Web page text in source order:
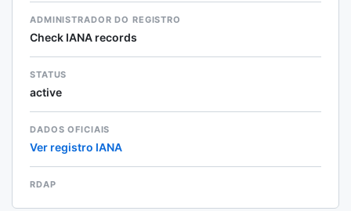
ADMINISTRADOR DO REGISTRO
Check IANA records
STATUS
active
DADOS OFICIAIS
Ver registro IANA
RDAP